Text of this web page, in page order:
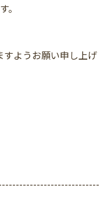
。
ようお願い申し上げ